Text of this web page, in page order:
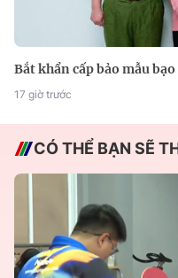
Bắt khẩn cấp bảo mẫu
17 giờ trước
CÓ THỂ BẠN SẼ